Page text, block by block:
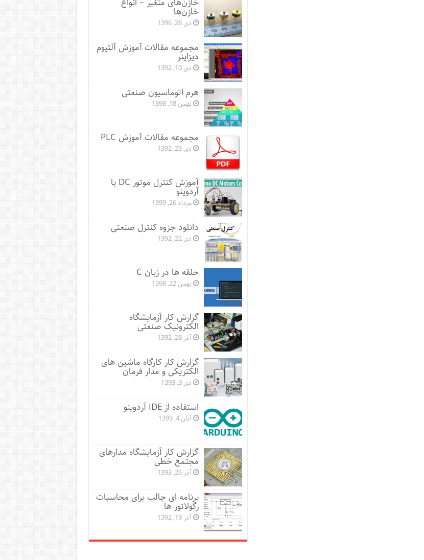
خازن‌ها
دی 28, 1396
مجموعه مقالات آموزش آلتیوم
دیزاینر
دی 10, 1392
هرم اتوماسیون صنعتی
بهمن 18, 1398
مجموعه مقالات آموزش PLC
دی 23, 1392
آموزش کنترل موتور DC با
آردوینو
مرداد 26, 1399
دانلود جزوه کنترل صنعتی
دی 22, 1392
حلقه ها در زبان C
بهمن 22, 1398
گزارش کار آزمایشگاه
الکترونیک صنعتی
آذر 28, 1392
گزارش کار کارگاه ماشین های
الکتریکی و مدار فرمان
دی 3, 1393
استفاده از IDE آردوینو
آبان 4, 1399
گزارش کار آزمایشگاه مدارهای
مجتمع خطی
آذر 26, 1393
برنامه ای جالب برای محاسبات
رگولاتور ها
آذر 19, 1392